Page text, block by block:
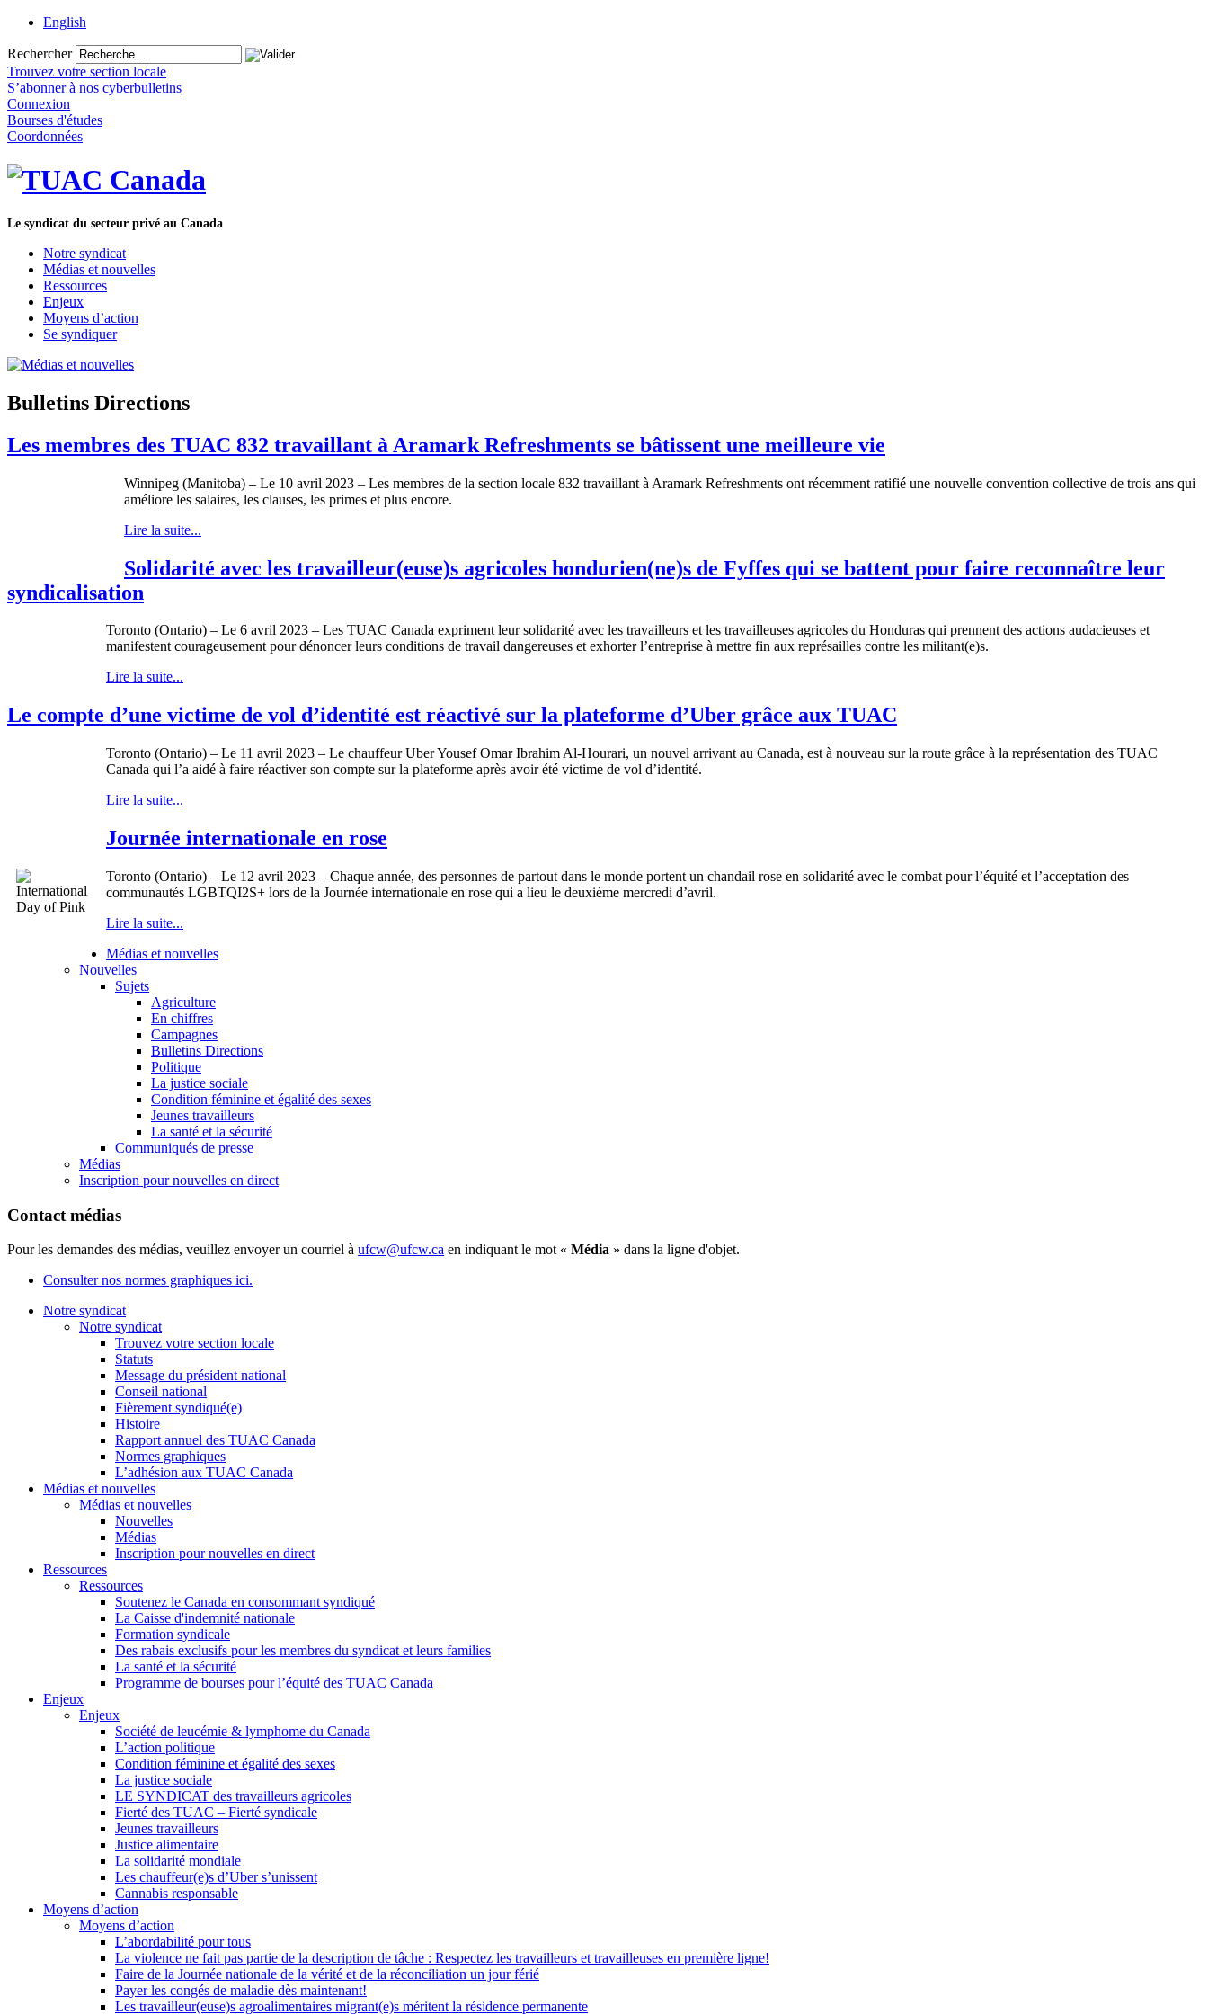
English
Rechercher
Trouvez votre section locale
S’abonner à nos cyberbulletins
Connexion
Bourses d'études
Coordonnées
Le syndicat du secteur privé au Canada
Notre syndicat
Médias et nouvelles
Ressources
Enjeux
Moyens d’action
Se syndiquer
Bulletins Directions
Les membres des TUAC 832 travaillant à Aramark Refreshments se bâtissent une meilleure vie
Winnipeg (Manitoba) – Le 10 avril 2023 – Les membres de la section locale 832 travaillant à Aramark Refreshments ont récemment ratifié une nouvelle convention collective de trois ans qui
améliore les salaires, les clauses, les primes et plus encore.
Lire la suite...
Solidarité avec les travailleur(euse)s agricoles hondurien(ne)s de Fyffes qui se battent pour faire reconnaître leur
syndicalisation
Toronto (Ontario) – Le 6 avril 2023 – Les TUAC Canada expriment leur solidarité avec les travailleurs et les travailleuses agricoles du Honduras qui prennent des actions audacieuses et
manifestent courageusement pour dénoncer leurs conditions de travail dangereuses et exhorter l’entreprise à mettre fin aux représailles contre les militant(e)s.
Lire la suite...
Le compte d’une victime de vol d’identité est réactivé sur la plateforme d’Uber grâce aux TUAC
Toronto (Ontario) – Le 11 avril 2023 – Le chauffeur Uber Yousef Omar Ibrahim Al-Hourari, un nouvel arrivant au Canada, est à nouveau sur la route grâce à la représentation des TUAC
Canada qui l’a aidé à faire réactiver son compte sur la plateforme après avoir été victime de vol d’identité.
Lire la suite...
Journée internationale en rose
Toronto (Ontario) – Le 12 avril 2023 – Chaque année, des personnes de partout dans le monde portent un chandail rose en solidarité avec le combat pour l’équité et l’acceptation des
communautés LGBTQI2S+ lors de la Journée internationale en rose qui a lieu le deuxième mercredi d’avril.
Lire la suite...
Médias et nouvelles
Nouvelles
Sujets
Agriculture
En chiffres
Campagnes
Bulletins Directions
Politique
La justice sociale
Condition féminine et égalité des sexes
Jeunes travailleurs
La santé et la sécurité
Communiqués de presse
Médias
Inscription pour nouvelles en direct
Contact médias
Pour les demandes des médias, veuillez envoyer un courriel à ufcw@ufcw.ca en indiquant le mot « Média » dans la ligne d'objet.
Consulter nos normes graphiques ici.
Notre syndicat
Notre syndicat
Trouvez votre section locale
Statuts
Message du président national
Conseil national
Fièrement syndiqué(e)
Histoire
Rapport annuel des TUAC Canada
Normes graphiques
L’adhésion aux TUAC Canada
Médias et nouvelles
Médias et nouvelles
Nouvelles
Médias
Inscription pour nouvelles en direct
Ressources
Ressources
Soutenez le Canada en consommant syndiqué
La Caisse d'indemnité nationale
Formation syndicale
Des rabais exclusifs pour les membres du syndicat et leurs families
La santé et la sécurité
Programme de bourses pour l’équité des TUAC Canada
Enjeux
Enjeux
Société de leucémie & lymphome du Canada
L’action politique
Condition féminine et égalité des sexes
La justice sociale
LE SYNDICAT des travailleurs agricoles
Fierté des TUAC – Fierté syndicale
Jeunes travailleurs
Justice alimentaire
La solidarité mondiale
Les chauffeur(e)s d’Uber s’unissent
Cannabis responsable
Moyens d’action
Moyens d’action
L’abordabilité pour tous
La violence ne fait pas partie de la description de tâche : Respectez les travailleurs et travailleuses en première ligne!
Faire de la Journée nationale de la vérité et de la réconciliation un jour férié
Payer les congés de maladie dès maintenant!
Les travailleur(euse)s agroalimentaires migrant(e)s méritent la résidence permanente